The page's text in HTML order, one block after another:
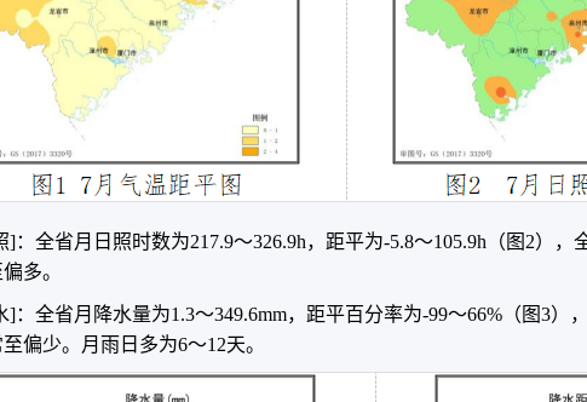
全省月日照时数为217.9～326.9h，距平为-5.8～105.9h（图2），
多。
全省月降水量为1.3～349.6mm，距平百分率为-99～66%（图3）
偏少。月雨日多为6～12天。